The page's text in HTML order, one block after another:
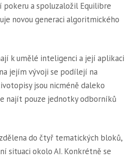
pokeru a spoluzaložil Equilibre
novou generaci algoritmického
k umělé inteligenci a její aplikaci
jejím vývoji se podílejí na
jsou nicméně daleko
najít pouze jednotky odborníků
do čtyř tematických bloků,
situaci okolo AI. Konkrétně se